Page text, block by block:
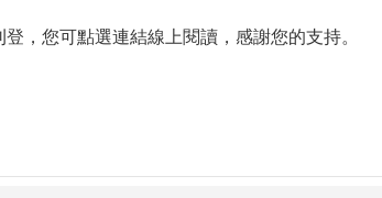
，您可點選連結線上閱讀，感謝您的支持。